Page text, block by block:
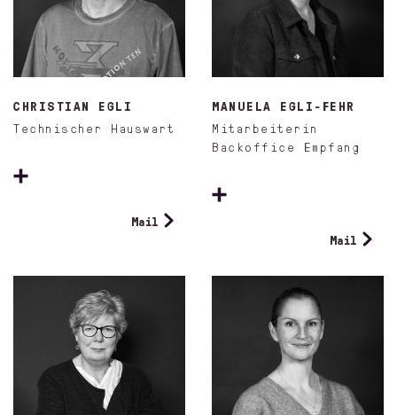
CHRISTIAN EGLI
Technischer Hauswart
Mail
MANUELA EGLI-FEHR
Mitarbeiterin
Backoffice Empfang
Mail